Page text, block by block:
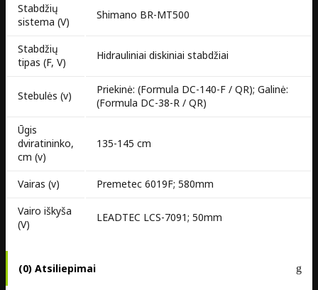
Stabdžių
sistema (V)
Shimano BR-MT500
Stabdžių
tipas (F, V)
Hidrauliniai diskiniai stabdžiai
Stebulės (v)
Priekinė: (Formula DC-140-F / QR); Galinė:
(Formula DC-38-R / QR)
Ūgis
dviratininko,
cm (v)
135-145 cm
Vairas (v)
Premetec 6019F; 580mm
Vairo iškyša
(V)
LEADTEC LCS-7091; 50mm
(0) Atsiliepimai